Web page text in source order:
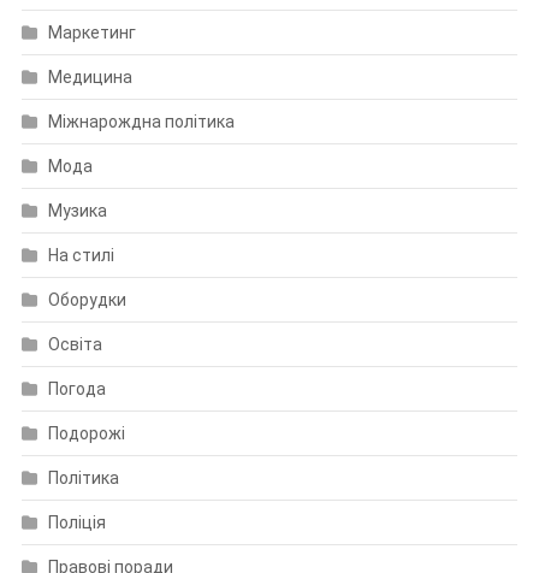
Маркетинг
Медицина
Міжнарождна політика
Мода
Музика
На стилі
Оборудки
Освіта
Погода
Подорожі
Політика
Поліція
Правові поради